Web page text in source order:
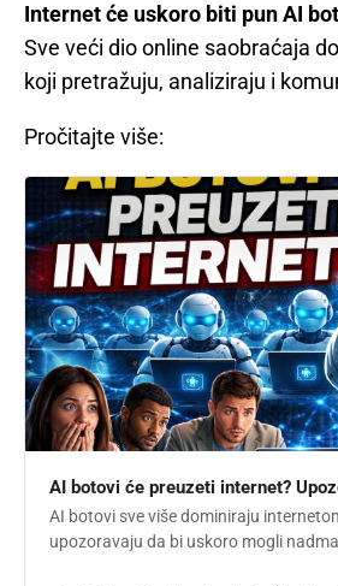
Internet će uskoro biti pun AI
Sve veći dio online saobraćaja
koji pretražuju, analiziraju i
Pročitajte više:
AI botovi će preuzeti internet?
AI botovi sve više dominiraju
upozoravaju da bi uskoro mogli